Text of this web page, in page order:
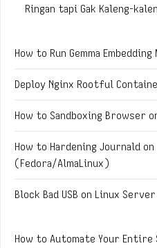
Ringan tapi Gak Kaleng-
How to Run Gemma
Deploy Nginx Rootful
How to Sandboxing Browser
How to Hardening Journald
(Fedora/AlmaLinux)
Block Bad USB on Linux
How to Automate Your Entire